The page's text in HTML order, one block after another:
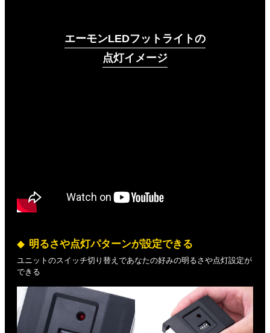
エーモンLEDフットライトの
点灯イメージ
明るさや点灯パターンが設定できる
ユニットのスイッチ切り替えであなたの好みの明るさや点灯設定が
できる